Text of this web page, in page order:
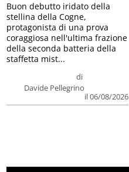
di
Davide Pellegrino
il 06/08/2026
Buon debutto iridato della
stellina della Cogne,
protagonista di una prova
coraggiosa nell'ultima frazione
della seconda batteria della
staffetta mist...